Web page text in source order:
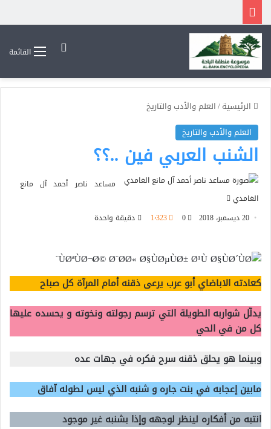
القائمةبحث عن
الرئيسية/العلم والأدب والتاريخ
العلم والأدب والتاريخ
الشنب العربي فين ..؟؟
مساعد ناصر أحمد آل مانع
الغامدي
20 ديسمبر، 2018 0 1٬323 دقيقة واحدة
كعادته الاباضاي أبو عرب يرعى ذقنه أمام المرآة كل صباح
يدلّل شواربه الطويلة التي ترسم رجولته ونخوته و يحسده عليها
كل من في الحي
وبينما هو يحلق ذقنه سرح فكره في جهات عده
مابين إعجابه في بنت جاره و شنبه الذي ليس لطوله آفاق
انتبه من أفكاره لينظر لوجهه وإذا بشنبه غير موجود